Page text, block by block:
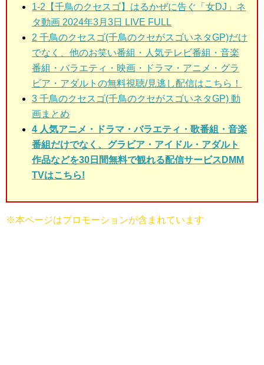
1-2 【千鳥のクセスゴ】はるかぜに告ぐ「女DJ」ネ
タ動画 2024年3月3日 LIVE FULL
2 千鳥のクセスゴ(千鳥のクセがスゴいネタGP)だけ
でなく、他のお笑い番組・人気テレビ番組・音楽
番組・バラエティ・映画・ドラマ・アニメ・グラ
ビア・アダルトの無料視聴/見逃し配信はこちら！
3 千鳥のクセスゴ(千鳥のクセがスゴいネタGP) 動
画まとめ
4 人気アニメ・ドラマ・バラエティ・歌番組・音楽
番組だけでなく、グラビア・アイドル・アダルト
作品などを30日間無料で観れる配信サービスDMM
TVはこちら!
※本ページはプロモーションが含まれています